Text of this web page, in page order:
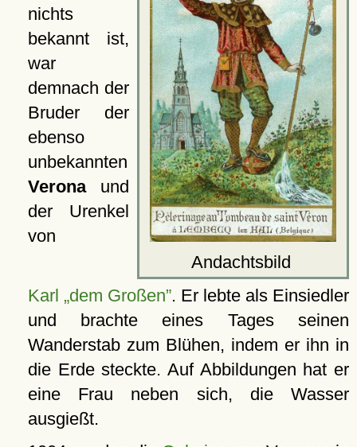
Andachtsbild
nichts
bekannt ist,
war
demnach der
Bruder der
ebenso
unbekannten
Veronaund
der Urenkel
von
Karl „dem Großen”. Er lebte als Einsiedler
und brachte eines Tages seinen
Wanderstab zum Blühen, indem er ihn in
die Erde steckte. Auf Abbildungen hat er
eine Frau neben sich, die Wasser
ausgießt.